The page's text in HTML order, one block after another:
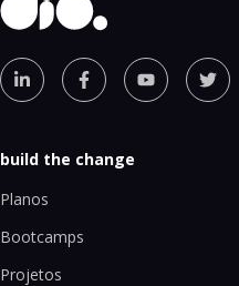
build the change
Planos
Bootcamps
Projetos